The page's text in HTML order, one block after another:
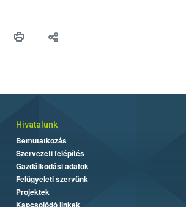
vonni az ebek viselkedésének
Hivatalunk
Bemutatkozás
Szervezeti felépítés
Gazdálkodási adatok
Felügyeleti szervünk
Projektek
Kapcsolódó linkek